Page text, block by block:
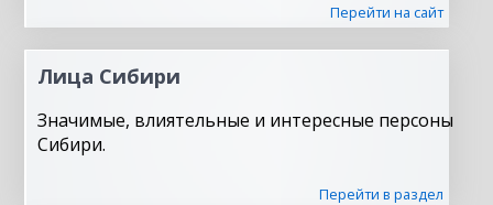
Перейти на сайт
Лица Сибири
Значимые, влиятельные и интересные персоны
Сибири.
Перейти в раздел